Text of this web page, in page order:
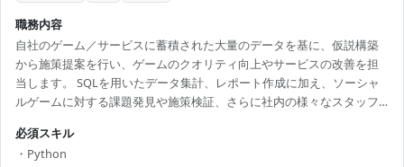
職務内容
自社のゲーム／サービスに蓄積された大量のデータを基に、仮説構築
から施策提案を行い、ゲームのクオリティ向上やサービスの改善を担
当します。 SQLを用いたデータ集計、レポート作成に加え、ソーシャ
ルゲームに対する課題発見や施策検証、さらに社内の様々なスタッフ
す。 将来的にデータ分析に強みを持つゲームプロデューサーや事業責
任者を目指したい方、データ分析のプロフェッショナルを目指したい
必須スキル
・Python